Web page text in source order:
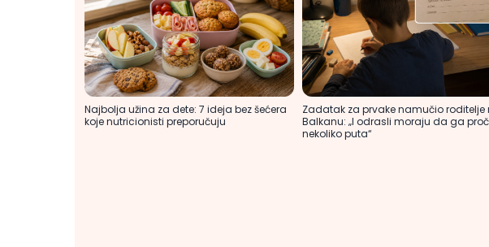
Najbolja užina za dete: 7 ideja bez šećera
koje nutricionisti preporučuju
Zadatak za prvake namučio roditelje
Balkanu: „I odrasli moraju da ga
nekoliko puta“